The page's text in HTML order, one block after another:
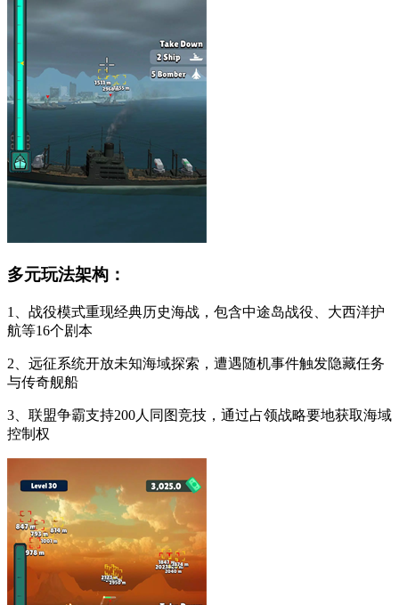
多元玩法架构：
1、战役模式重现经典历史海战，包含中途岛战役、大西洋护
航等16个剧本
2、远征系统开放未知海域探索，遭遇随机事件触发隐藏任务
与传奇舰船
3、联盟争霸支持200人同图竞技，通过占领战略要地获取海域
控制权